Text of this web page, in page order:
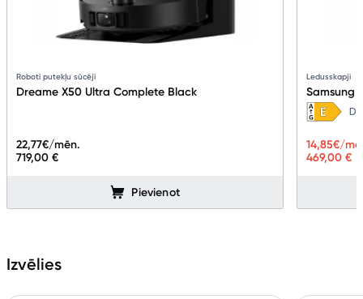
Roboti putekļu sūcēji
Dreame X50 Ultra Complete Black
719,00 €
22,77€/mēn.
Pievienot
Ledusskapji
Samsung
469,00 €
14,85€/
Izvēlies